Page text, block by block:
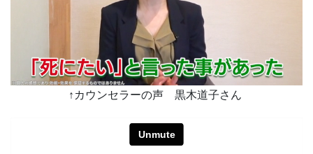
↑カウンセラーの声 黒木道子さん